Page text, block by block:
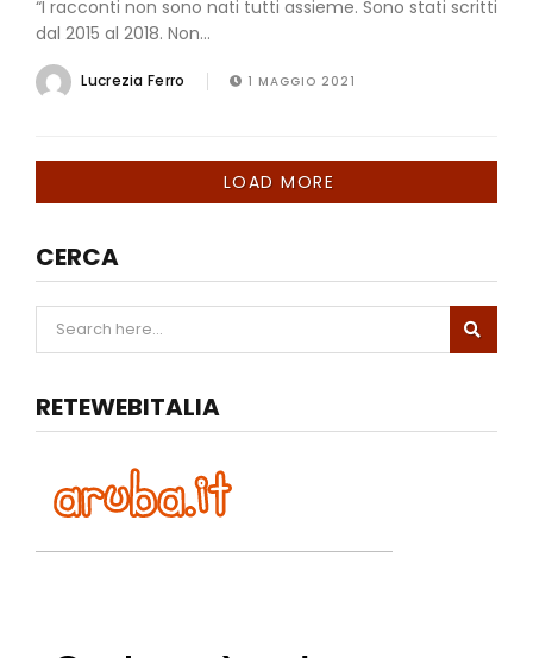
“I racconti non sono nati tutti assieme. Sono stati scritti
dal 2015 al 2018. Non...
Lucrezia Ferro 1 MAGGIO 2021
LOAD MORE
CERCA
RETEWEBITALIA